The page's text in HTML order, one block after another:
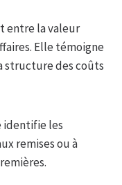
entre la valeur
Elle témoigne
structure des coûts
identifie les
remises ou à